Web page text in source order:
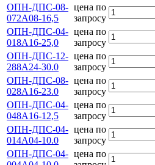
ОПН-ДПС-08-
072А08-16,5
цена по
запросу
ОПН-ДПС-04-
018А16-25,0
цена по
запросу
ОПН-ДПС-12-
288А24-30.0
цена по
запросу
ОПН-ДПС-08-
028А16-23.0
цена по
запросу
ОПН-ДПС-04-
048А16-12,5
цена по
запросу
ОПН-ДПС-04-
014А04-10.0
цена по
запросу
ОПН-ДПС-04- цена по